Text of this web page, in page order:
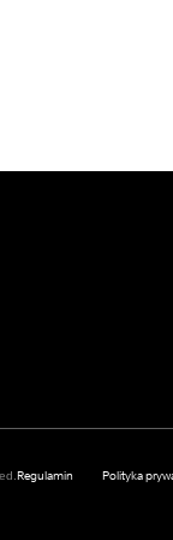
Regulamin Polityka